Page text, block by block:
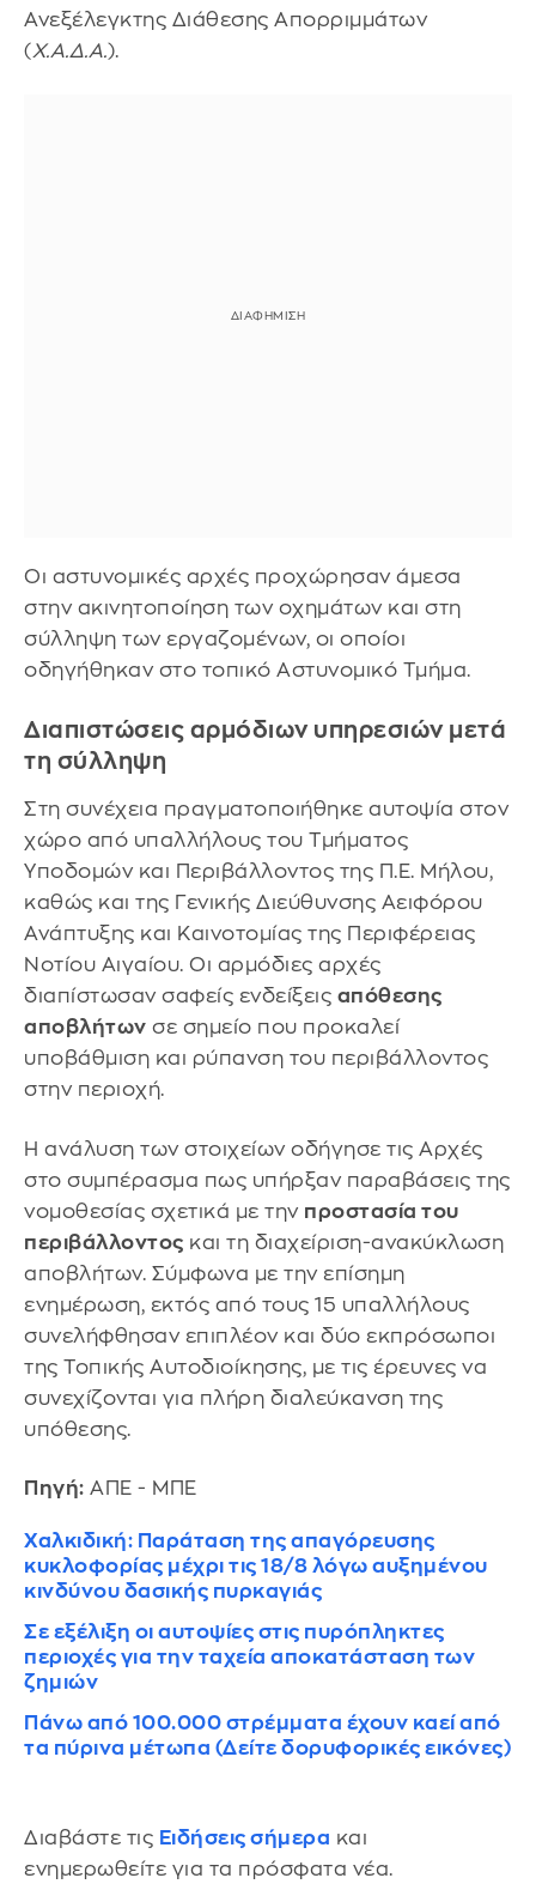
Ανεξέλεγκτης Διάθεσης Απορριμμάτων
(Χ.Α.Δ.Α.).
Οι αστυνομικές αρχές προχώρησαν άμεσα
στην ακινητοποίηση των οχημάτων και στη
σύλληψη των εργαζομένων, οι οποίοι
οδηγήθηκαν στο τοπικό Αστυνομικό Τμήμα.
Διαπιστώσεις αρμόδιων υπηρεσιών μετά
τη σύλληψη
Στη συνέχεια πραγματοποιήθηκε αυτοψία στον
χώρο από υπαλλήλους του Τμήματος
Υποδομών και Περιβάλλοντος της Π.Ε. Μήλου,
καθώς και της Γενικής Διεύθυνσης Αειφόρου
Ανάπτυξης και Καινοτομίας της Περιφέρειας
Νοτίου Αιγαίου. Οι αρμόδιες αρχές
διαπίστωσαν σαφείς ενδείξεις απόθεσης
αποβλήτων σε σημείο που προκαλεί
υποβάθμιση και ρύπανση του περιβάλλοντος
στην περιοχή.
Η ανάλυση των στοιχείων οδήγησε τις Αρχές
στο συμπέρασμα πως υπήρξαν παραβάσεις της
νομοθεσίας σχετικά με την προστασία του
περιβάλλοντος και τη διαχείριση-ανακύκλωση
αποβλήτων. Σύμφωνα με την επίσημη
ενημέρωση, εκτός από τους 15 υπαλλήλους
συνελήφθησαν επιπλέον και δύο εκπρόσωποι
της Τοπικής Αυτοδιοίκησης, με τις έρευνες να
συνεχίζονται για πλήρη διαλεύκανση της
υπόθεσης.
Πηγή: ΑΠΕ - ΜΠΕ
Χαλκιδική: Παράταση της απαγόρευσης
κυκλοφορίας μέχρι τις 18/8 λόγω αυξημένου
κινδύνου δασικής πυρκαγιάς
Σε εξέλιξη οι αυτοψίες στις πυρόπληκτες
περιοχές για την ταχεία αποκατάσταση των
ζημιών
Πάνω από 100.000 στρέμματα έχουν καεί από
τα πύρινα μέτωπα (Δείτε δορυφορικές εικόνες)
Διαβάστε τις Ειδήσεις σήμερα και
ενημερωθείτε για τα πρόσφατα νέα.